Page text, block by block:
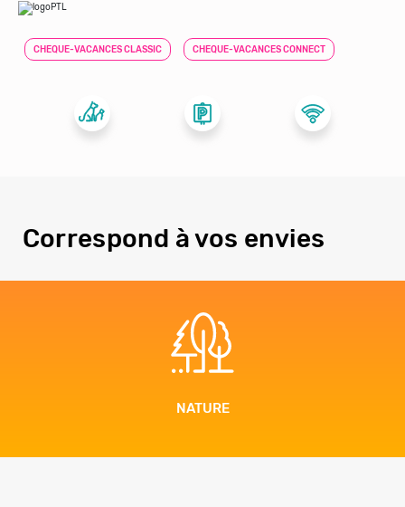
CHEQUE-VACANCES CLASSIC CHEQUE-VACANCES CONNECT
Correspond à vos envies
NATURE